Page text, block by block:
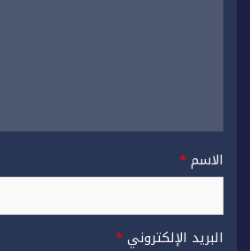
الاسم*
البريد الإلكتروني*